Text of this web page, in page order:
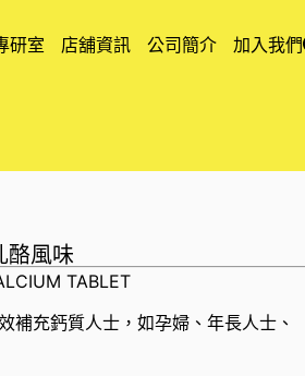
研室 店舖資訊 公司簡介 加入我們
酪風味
TABLET
補充鈣質人士，如孕婦、年長人士、